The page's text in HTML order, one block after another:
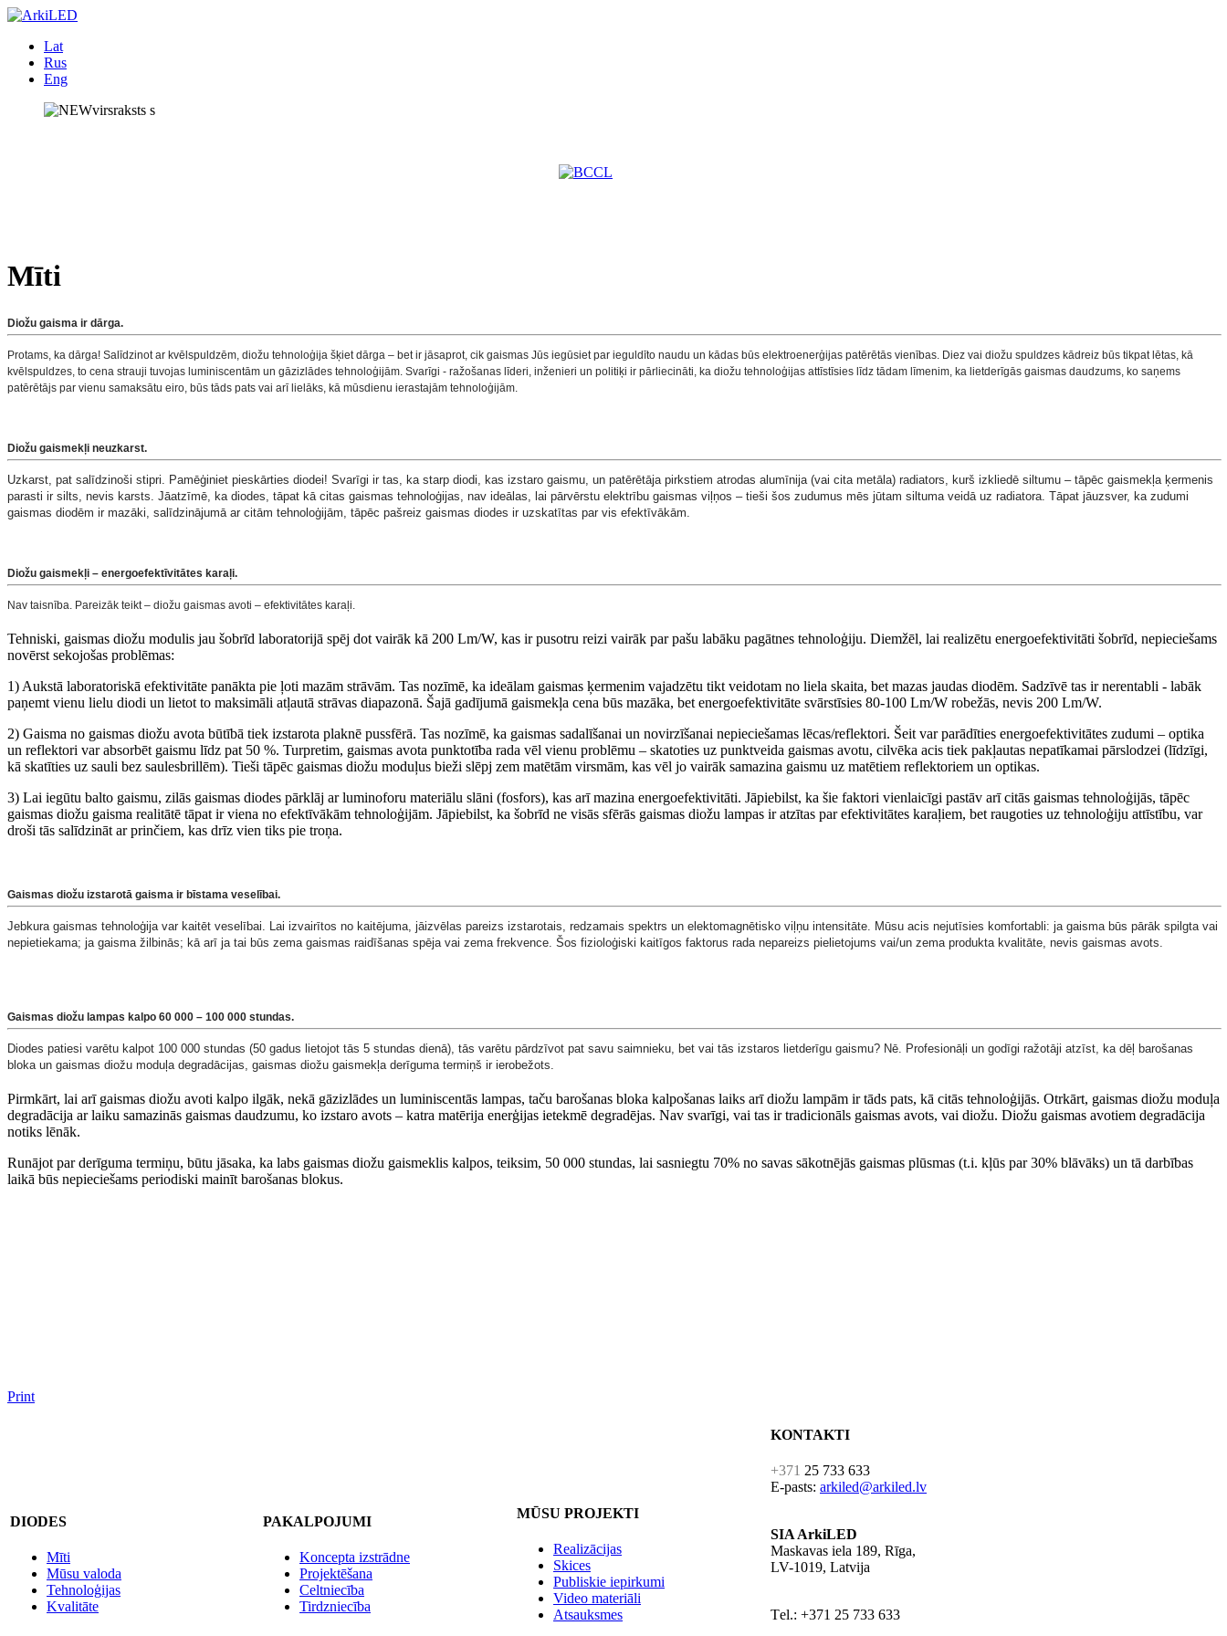
Lat
Rus
Eng
Mīti
Diožu gaisma ir dārga.
Protams, ka dārga! Salīdzinot ar kvēlspuldzēm, diožu tehnoloģija šķiet dārga – bet ir jāsaprot, cik gaismas Jūs iegūsiet par ieguldīto naudu un kādas būs elektroenerģijas patērētās vienības. Diez vai diožu spuldzes kādreiz būs tikpat lētas, kā
kvēlspuldzes, to cena strauji tuvojas luminiscentām un gāzizlādes tehnoloģijām. Svarīgi - ražošanas līderi, inženieri un politiķi ir pārliecināti, ka diožu tehnoloģijas attīstīsies līdz tādam līmenim, ka lietderīgās gaismas daudzums, ko saņems
patērētājs par vienu samaksātu eiro, būs tāds pats vai arī lielāks, kā mūsdienu ierastajām tehnoloģijām.
Diožu gaismekļi neuzkarst.
Uzkarst, pat salīdzinoši stipri. Pamēģiniet pieskārties diodei! Svarīgi ir tas, ka starp diodi, kas izstaro gaismu, un patērētāja pirkstiem atrodas alumīnija (vai cita metāla) radiators, kurš izkliedē siltumu – tāpēc gaismekļa ķermenis
parasti ir silts, nevis karsts. Jāatzīmē, ka diodes, tāpat kā citas gaismas tehnoloģijas, nav ideālas, lai pārvērstu elektrību gaismas viļņos – tieši šos zudumus mēs jūtam siltuma veidā uz radiatora. Tāpat jāuzsver, ka zudumi
gaismas diodēm ir mazāki, salīdzinājumā ar citām tehnoloģijām, tāpēc pašreiz gaismas diodes ir uzskatītas par vis efektīvākām.
Diožu gaismekļi – energoefektīvitātes karaļi.
Nav taisnība. Pareizāk teikt – diožu gaismas avoti – efektivitātes karaļi.
Tehniski, gaismas diožu modulis jau šobrīd laboratorijā spēj dot vairāk kā 200 Lm/W, kas ir pusotru reizi vairāk par pašu labāku pagātnes tehnoloģiju. Diemžēl, lai realizētu energoefektivitāti šobrīd, nepieciešams
novērst sekojošas problēmas:
1) Aukstā laboratoriskā efektivitāte panākta pie ļoti mazām strāvām. Tas nozīmē, ka ideālam gaismas ķermenim vajadzētu tikt veidotam no liela skaita, bet mazas jaudas diodēm. Sadzīvē tas ir nerentabli - labāk
paņemt vienu lielu diodi un lietot to maksimāli atļautā strāvas diapazonā. Šajā gadījumā gaismekļa cena būs mazāka, bet energoefektivitāte svārstīsies 80-100 Lm/W robežās, nevis 200 Lm/W.
2) Gaisma no gaismas diožu avota būtībā tiek izstarota plaknē pussfērā. Tas nozīmē, ka gaismas sadalīšanai un novirzīšanai nepieciešamas lēcas/reflektori. Šeit var parādīties energoefektivitātes zudumi – optika
un reflektori var absorbēt gaismu līdz pat 50 %. Turpretim, gaismas avota punktotība rada vēl vienu problēmu – skatoties uz punktveida gaismas avotu, cilvēka acis tiek pakļautas nepatīkamai pārslodzei (līdzīgi,
kā skatīties uz sauli bez saulesbrillēm). Tieši tāpēc gaismas diožu moduļus bieži slēpj zem matētām virsmām, kas vēl jo vairāk samazina gaismu uz matētiem reflektoriem un optikas.
3) Lai iegūtu balto gaismu, zilās gaismas diodes pārklāj ar luminoforu materiālu slāni (fosfors), kas arī mazina energoefektivitāti. Jāpiebilst, ka šie faktori vienlaicīgi pastāv arī citās gaismas tehnoloģijās, tāpēc
gaismas diožu gaisma realitātē tāpat ir viena no efektīvākām tehnoloģijām. Jāpiebilst, ka šobrīd ne visās sfērās gaismas diožu lampas ir atzītas par efektivitātes karaļiem, bet raugoties uz tehnoloģiju attīstību, var
droši tās salīdzināt ar prinčiem, kas drīz vien tiks pie troņa.
Gaismas diožu izstarotā gaisma ir bīstama veselībai.
Jebkura gaismas tehnoloģija var kaitēt veselībai. Lai izvairītos no kaitējuma, jāizvēlas pareizs izstarotais, redzamais spektrs un elektomagnētisko viļņu intensitāte. Mūsu acis nejutīsies komfortabli: ja gaisma būs pārāk spilgta vai
nepietiekama; ja gaisma žilbinās; kā arī ja tai būs zema gaismas raidīšanas spēja vai zema frekvence. Šos fizioloģiski kaitīgos faktorus rada nepareizs pielietojums vai/un zema produkta kvalitāte, nevis gaismas avots.
Gaismas diožu lampas kalpo 60 000 – 100 000 stundas.
Diodes patiesi varētu kalpot 100 000 stundas (50 gadus lietojot tās 5 stundas dienā), tās varētu pārdzīvot pat savu saimnieku, bet vai tās izstaros lietderīgu gaismu? Nē. Profesionāļi un godīgi ražotāji atzīst, ka dēļ barošanas
bloka un gaismas diožu moduļa degradācijas, gaismas diožu gaismekļa derīguma termiņš ir ierobežots.
Pirmkārt, lai arī gaismas diožu avoti kalpo ilgāk, nekā gāzizlādes un luminiscentās lampas, taču barošanas bloka kalpošanas laiks arī diožu lampām ir tāds pats, kā citās tehnoloģijās. Otrkārt, gaismas diožu moduļa
degradācija ar laiku samazinās gaismas daudzumu, ko izstaro avots – katra matērija enerģijas ietekmē degradējas. Nav svarīgi, vai tas ir tradicionāls gaismas avots, vai diožu. Diožu gaismas avotiem degradācija
notiks lēnāk.
Runājot par derīguma termiņu, būtu jāsaka, ka labs gaismas diožu gaismeklis kalpos, teiksim, 50 000 stundas, lai sasniegtu 70% no savas sākotnējās gaismas plūsmas (t.i. kļūs par 30% blāvāks) un tā darbības
laikā būs nepieciešams periodiski mainīt barošanas blokus.
Print
DIODES
Mīti
Mūsu valoda
Tehnoloģijas
Kvalitāte
PAKALPOJUMI
Koncepta izstrādne
Projektēšana
Celtniecība
Tirdzniecība
MŪSU PROJEKTI
Realizācijas
Skices
Publiskie iepirkumi
Video materiāli
Atsauksmes
KONTAKTI
+371 25 733 633
E-pasts: arkiled@arkiled.lv
SIA ArkiLED
Maskavas iela 189, Rīga,
LV-1019, Latvija
Тel.: +371 25 733 633